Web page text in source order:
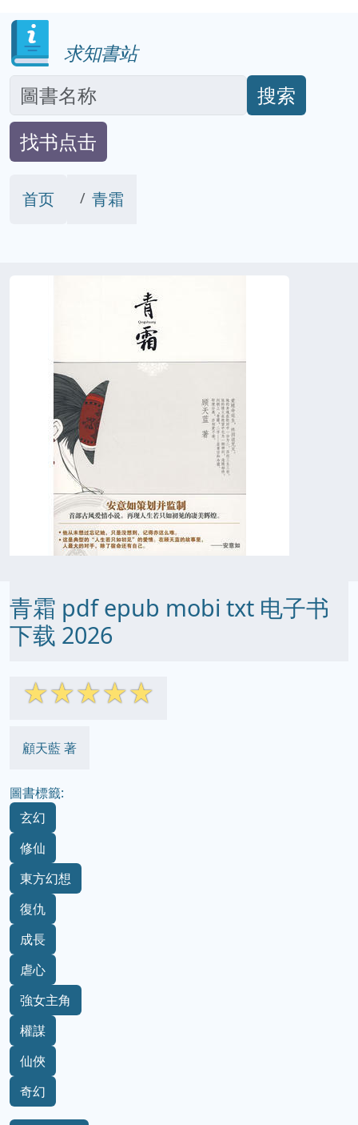
求知書站
搜索
找书点击
首页 青霜
青霜 pdf epub mobi txt 电子书
下载 2026
☆☆☆☆☆
顧天藍 著
圖書標籤:
玄幻
修仙
東方幻想
復仇
成長
虐心
強女主角
權謀
仙俠
奇幻